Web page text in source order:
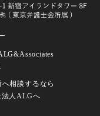
相談するなら
法人ALGへ
点などわかりやす
点などを解説
わかりやすく解説
改正内容をわかり